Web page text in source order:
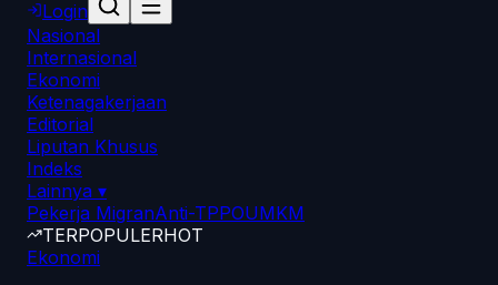
Login
Nasional
Internasional
Ekonomi
Ketenagakerjaan
Editorial
Liputan Khusus
Indeks
Lainnya ▾
Pekerja MigranAnti-TPPOUMKM
TERPOPULERHOT
Ekonomi